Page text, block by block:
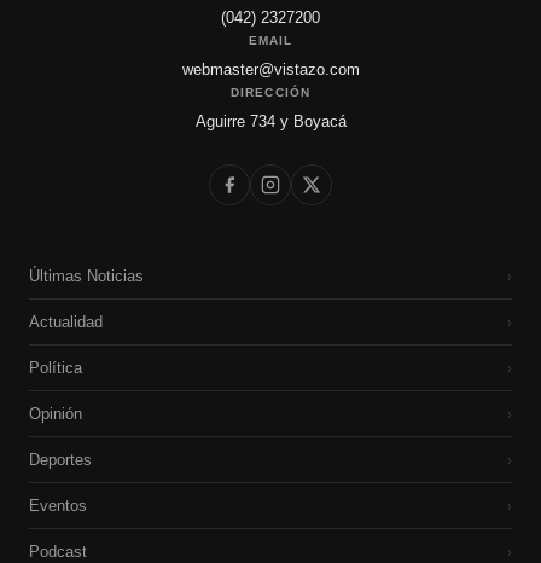
(042) 2327200
EMAIL
webmaster@vistazo.com
DIRECCIÓN
Aguirre 734 y Boyacá
Últimas Noticias ›
Actualidad ›
Política ›
Opinión ›
Deportes ›
Eventos ›
Podcast ›